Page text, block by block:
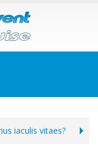
iaculis vitaes?